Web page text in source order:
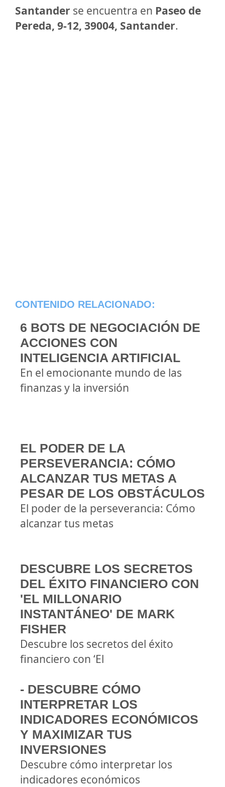
Santander se encuentra en Paseo de
Pereda, 9-12, 39004, Santander.
CONTENIDO RELACIONADO:
6 BOTS DE NEGOCIACIÓN DE
ACCIONES CON
INTELIGENCIA ARTIFICIAL
En el emocionante mundo de las
finanzas y la inversión
EL PODER DE LA
PERSEVERANCIA: CÓMO
ALCANZAR TUS METAS A
PESAR DE LOS OBSTÁCULOS
El poder de la perseverancia: Cómo
alcanzar tus metas
DESCUBRE LOS SECRETOS
DEL ÉXITO FINANCIERO CON
'EL MILLONARIO
INSTANTÁNEO' DE MARK
FISHER
Descubre los secretos del éxito
financiero con ‘El
- DESCUBRE CÓMO
INTERPRETAR LOS
INDICADORES ECONÓMICOS
Y MAXIMIZAR TUS
INVERSIONES
Descubre cómo interpretar los
indicadores económicos